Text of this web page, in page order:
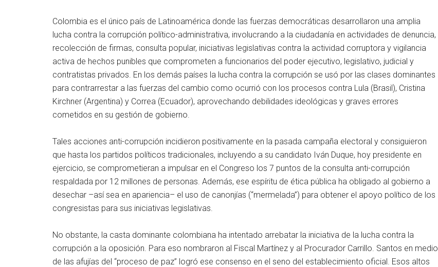
Colombia es el único país de Latinoamérica donde las fuerzas democráticas desarrollaron una amplia
lucha contra la corrupción político-administrativa, involucrando a la ciudadanía en actividades de denuncia,
recolección de firmas, consulta popular, iniciativas legislativas contra la actividad corruptora y vigilancia
activa de hechos punibles que comprometen a funcionarios del poder ejecutivo, legislativo, judicial y
contratistas privados. En los demás países la lucha contra la corrupción se usó por las clases dominantes
para contrarrestar a las fuerzas del cambio como ocurrió con los procesos contra Lula (Brasil), Cristina
Kirchner (Argentina) y Correa (Ecuador), aprovechando debilidades ideológicas y graves errores
cometidos en su gestión de gobierno.
Tales acciones anti-corrupción incidieron positivamente en la pasada campaña electoral y consiguieron
que hasta los partidos políticos tradicionales, incluyendo a su candidato Iván Duque, hoy presidente en
ejercicio, se comprometieran a impulsar en el Congreso los 7 puntos de la consulta anti-corrupción
respaldada por 12 millones de personas. Además, ese espíritu de ética pública ha obligado al gobierno a
desechar –así sea en apariencia– el uso de canonjías (“mermelada”) para obtener el apoyo político de los
congresistas para sus iniciativas legislativas.
No obstante, la casta dominante colombiana ha intentado arrebatar la iniciativa de la lucha contra la
corrupción a la oposición. Para eso nombraron al Fiscal Martínez y al Procurador Carrillo. Santos en medio
de las afujías del “proceso de paz” logró ese consenso en el seno del establecimiento oficial. Esos altos